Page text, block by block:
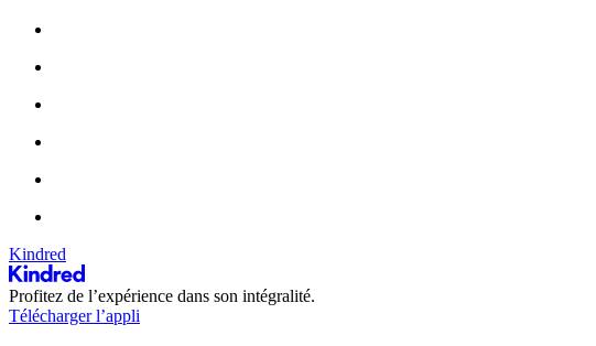
Kindred
Profitez de l’expérience dans son intégralité.
Télécharger l’appli